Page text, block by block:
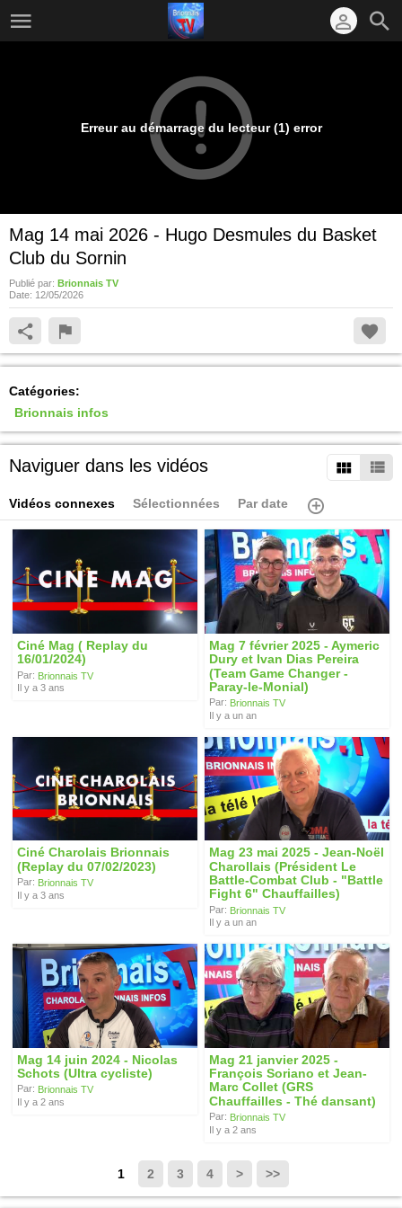
Erreur au démarrage du lecteur (1) error
Mag 14 mai 2026 - Hugo Desmules du Basket
Club du Sornin
Publié par: Brionnais TV
Date: 12/05/2026
Catégories:
Brionnais infos
Naviguer dans les vidéos
Vidéos connexes Sélectionnées Par date
Ciné Mag ( Replay du
16/01/2024)
Par: Brionnais TV
Il y a 3 ans
Mag 7 février 2025 - Aymeric
Dury et Ivan Dias Pereira
(Team Game Changer -
Paray-le-Monial)
Par: Brionnais TV
Il y a un an
Ciné Charolais Brionnais
(Replay du 07/02/2023)
Par: Brionnais TV
Il y a 3 ans
Mag 23 mai 2025 - Jean-Noël
Charollais (Président Le
Battle-Combat Club - "Battle
Fight 6" Chauffailles)
Par: Brionnais TV
Il y a un an
Mag 14 juin 2024 - Nicolas
Schots (Ultra cycliste)
Par: Brionnais TV
Il y a 2 ans
Mag 21 janvier 2025 -
François Soriano et Jean-
Marc Collet (GRS
Chauffailles - Thé dansant)
Par: Brionnais TV
Il y a 2 ans
1 2 3 4 > >>